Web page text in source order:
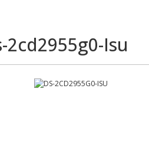
2cd2955g0-Isu